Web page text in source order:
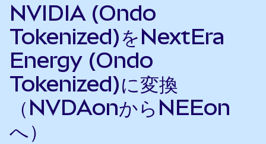
NVIDIA (Ondo
Tokenized)をNextEra
Energy (Ondo
Tokenized)に変換
（NVDAonからNEEon
へ）